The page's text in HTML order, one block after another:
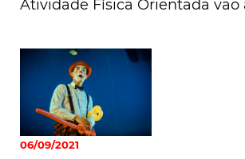
Atividade Física Orientada vão
06/09/2021